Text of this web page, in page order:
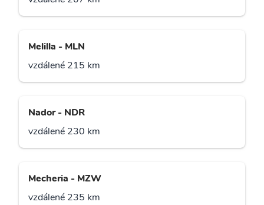
Melilla - MLN
vzdálené 215 km
Nador - NDR
vzdálené 230 km
Mecheria - MZW
vzdálené 235 km